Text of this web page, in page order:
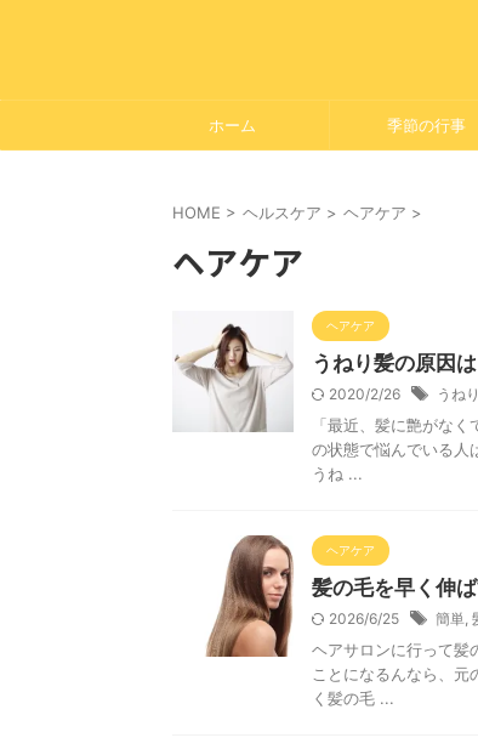
ホーム 季節の行事
HOME > ヘルスケア > ヘアケア >
ヘアケア
ヘアケア
うねり髪の原因
2020/2/26 うねり
「最近、髪に艶がな
の状態で悩んでいる人
うね ...
ヘアケア
髪の毛を早く伸
2026/6/25 簡単,
ヘアサロンに行って髪
ことになるんなら、
く髪の毛 ...